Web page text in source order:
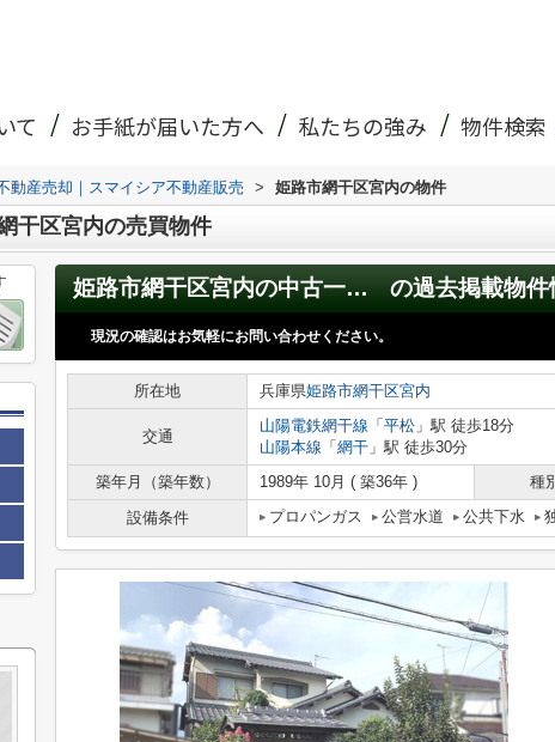
て お手紙が届いた方へ 私たちの強み 物件検索
動産売却｜スマイシア不動産販売 > 姫路市網干区宮内の物件
干区宮内の売買物件
姫路市網干区宮内の中古一戸建 の過去掲載物件
現況の確認はお気軽にお問い合わせください。
所在地 兵庫県姫路市網干区宮内
交通
山陽電鉄網干線 「 平松 」駅 徒歩18分
山陽本線 「 網干 」駅 徒歩30分
築年月（築年数）
1989年 10月 ( 築36年 ) 種
設備条件
プロパンガス 公営水道 公共下水